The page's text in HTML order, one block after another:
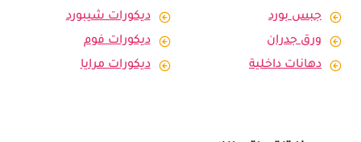
جبس بورد
ديكورات شيبورد
ورق جدران
ديكورات فوم
دهانات داخلية
ديكورات مرايا